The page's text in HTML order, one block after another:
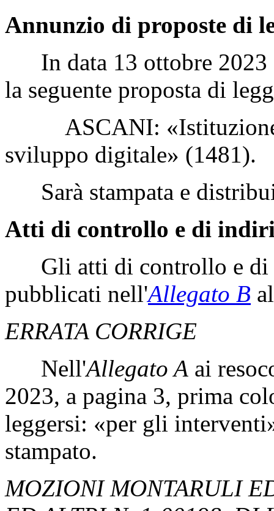
Annunzio di proposte di
In data 13 ottobre 2023
la seguente proposta di
ASCANI: «Istituzione
sviluppo digitale» (1481).
Sarà stampata e
Atti di controllo e di
Gli atti di controllo e di
pubblicati nell'Allegato B
ERRATA CORRIGE
Nell'Allegato A ai
2023, a pagina 3, prima
leggersi: «per gli
stampato.
MOZIONI MONTARULI